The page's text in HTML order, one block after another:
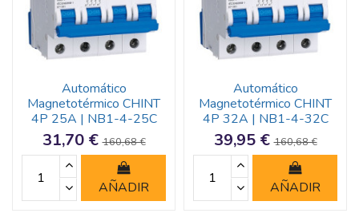
Automático
Magnetotérmico CHINT
4P 25A | NB1-4-25C
31,70 €160,68 €
AÑADIR
Automático
Magnetotérmico CHINT
4P 32A | NB1-4-32C
39,95 €160,68 €
AÑADIR